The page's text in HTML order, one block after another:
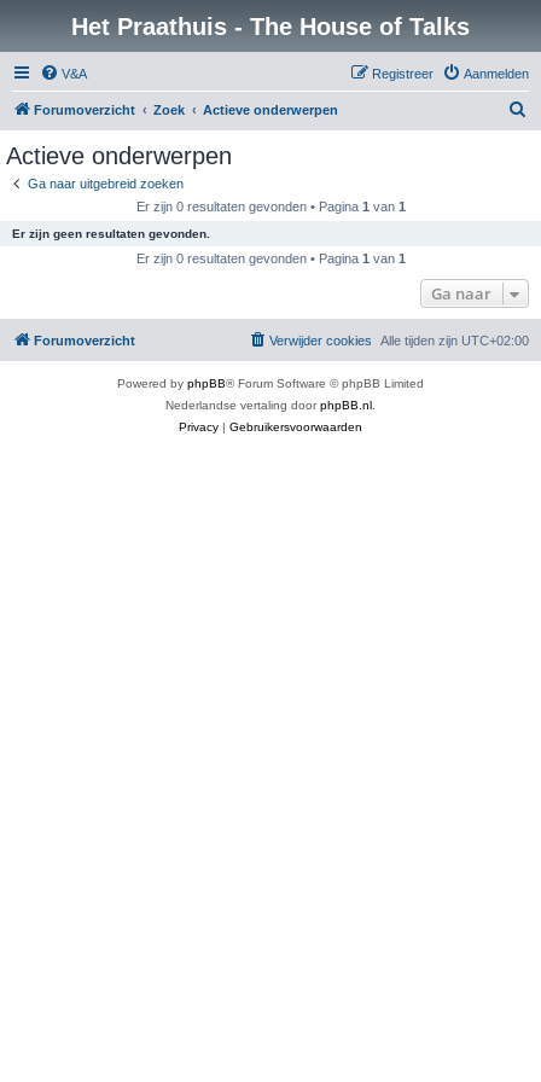
Het Praathuis - The House of Talks
V&A Aanmelden
Registreer
Forumoverzicht Zoek Actieve onderwerpen
Actieve onderwerpen
Ga naar uitgebreid zoeken
Er zijn 0 resultaten gevonden • Pagina 1 van 1
Er zijn geen resultaten gevonden.
Er zijn 0 resultaten gevonden • Pagina 1 van 1
Ga naar
Forumoverzicht Alle tijden zijn UTC+02:00
Verwijder cookies
Powered by phpBB® Forum Software © phpBB Limited
Nederlandse vertaling doorphpBB.nl
Privacy | Gebruikersvoorwaarden